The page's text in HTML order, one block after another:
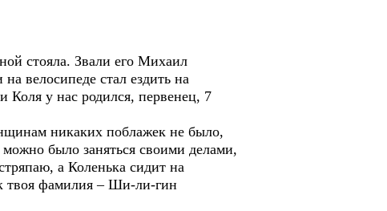
стояла. Звали его Михаил
велосипеде стал ездить на
у нас родился, первенец, 7
никаких поблажек не было,
можно было заняться своими делами,
а Коленька сидит на
твоя фамилия – Ши-ли-гин